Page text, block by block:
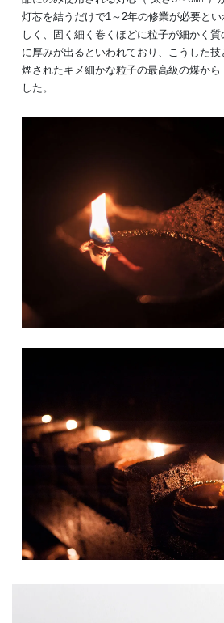
灯芯を結うだけで1～2年の修業が必要と
しく、固く細く巻くほどに粒子が細かく
に厚みが出るといわれており、こうした
煙されたキメ細かな粒子の最高級の煤から
した。